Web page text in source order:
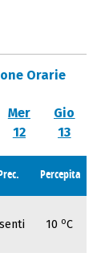
Orarie
Mer
12
Gio
13
Percepita
10 oC